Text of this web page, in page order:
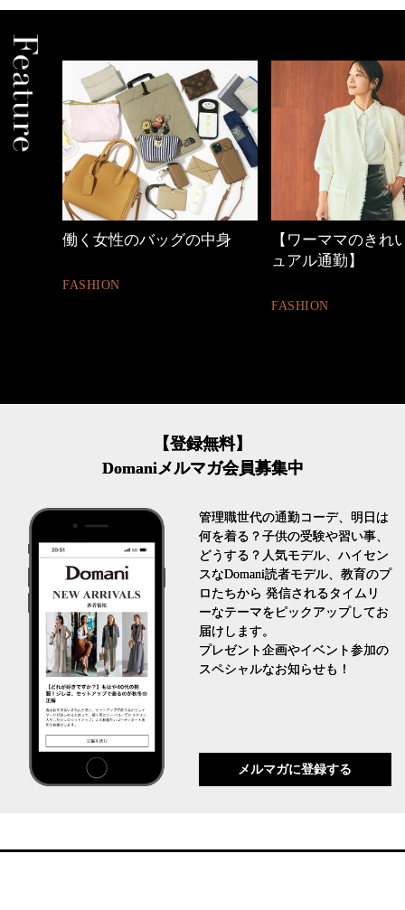
【ワーママのきれいめカジ
心地よくいられる
とは
FASHION
【登録無料】
Domaniメルマガ会員募集中
管理職世代の通勤コーデ、明日は
何を着る？子供の受験や習い事、
どうする？人気モデル、ハイセン
スなDomani読者モデル、教育のプ
ロたちから 発信されるタイムリ
ーなテーマをピックアップしてお
届けします。
プレゼント企画やイベント参加の
スペシャルなお知らせも！
メルマガに登録する